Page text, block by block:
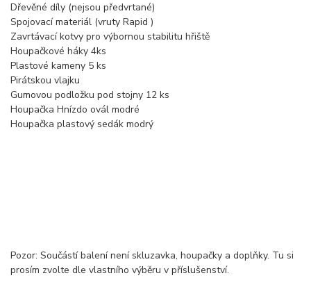
Dřevěné díly (nejsou předvrtané)
Spojovací materiál (vruty Rapid )
Zavrtávací kotvy pro výbornou stabilitu hřiště
Houpačkové háky 4ks
Plastové kameny 5 ks
Pirátskou vlajku
Gumovou podložku pod stojny 12 ks
Houpačka Hnízdo ovál modré
Houpačka plastový sedák modrý
Pozor: Součástí balení není skluzavka, houpačky a doplňky. Tu si
prosím zvolte dle vlastního výběru v příslušenství.